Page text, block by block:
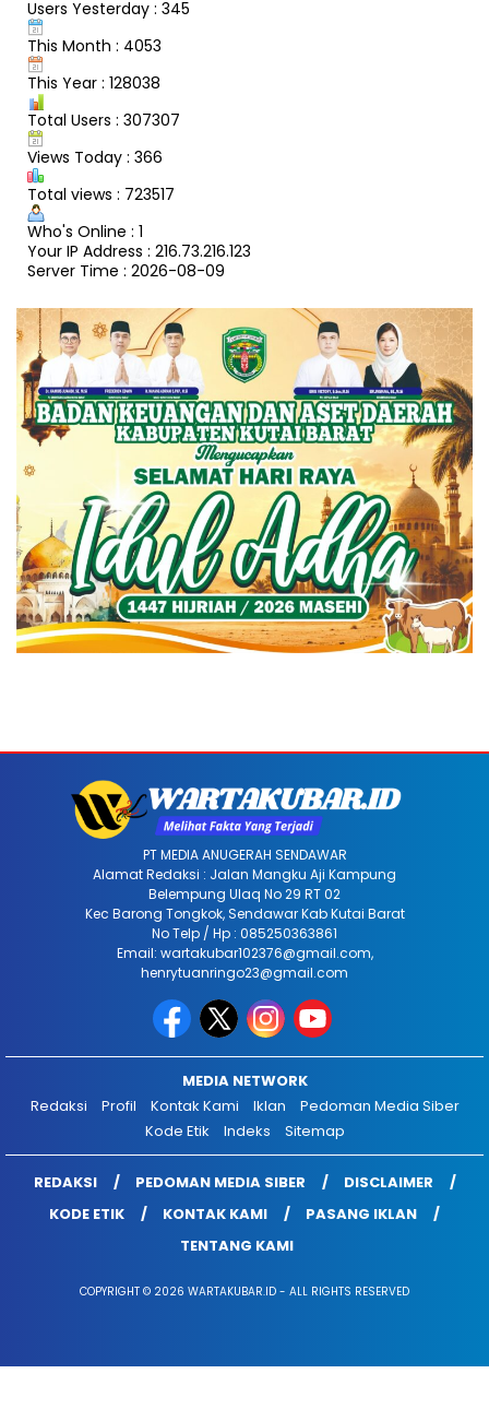
Users Yesterday : 345
This Month : 4053
This Year : 128038
Total Users : 307307
Views Today : 366
Total views : 723517
Who's Online : 1
Your IP Address : 216.73.216.123
Server Time : 2026-08-09
PT MEDIA ANUGERAH SENDAWAR
Alamat Redaksi : Jalan Mangku Aji Kampung
Belempung Ulaq No 29 RT 02
Kec Barong Tongkok, Sendawar Kab Kutai Barat
No Telp / Hp : 085250363861
Email: wartakubar102376@gmail.com,
henrytuanringo23@gmail.com
MEDIA NETWORK
Redaksi
Profil Kontak Kami Iklan
Pedoman Media Siber
Kode Etik
Indeks Sitemap
REDAKSI PEDOMAN MEDIA SIBER
DISCLAIMER
KODE ETIK
KONTAK KAMI
PASANG IKLAN
TENTANG KAMI
COPYRIGHT © 2026 WARTAKUBAR.ID - ALL RIGHTS RESERVED